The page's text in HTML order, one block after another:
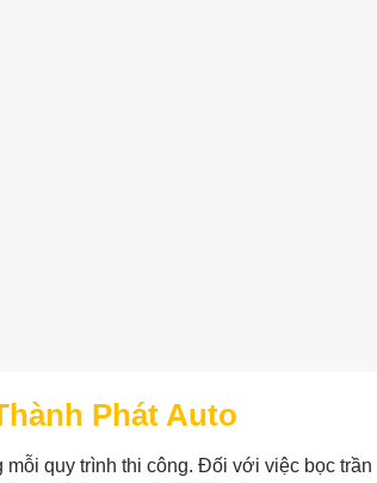
Phát Auto
quy trình thi công. Đối với việc bọc trần